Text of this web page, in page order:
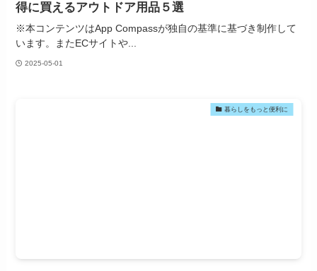
得に買えるアウトドア用品５選
※本コンテンツはApp Compassが独自の基準に基づき制作して
います。またECサイトや...
2025-05-01
暮らしをもっと便利に